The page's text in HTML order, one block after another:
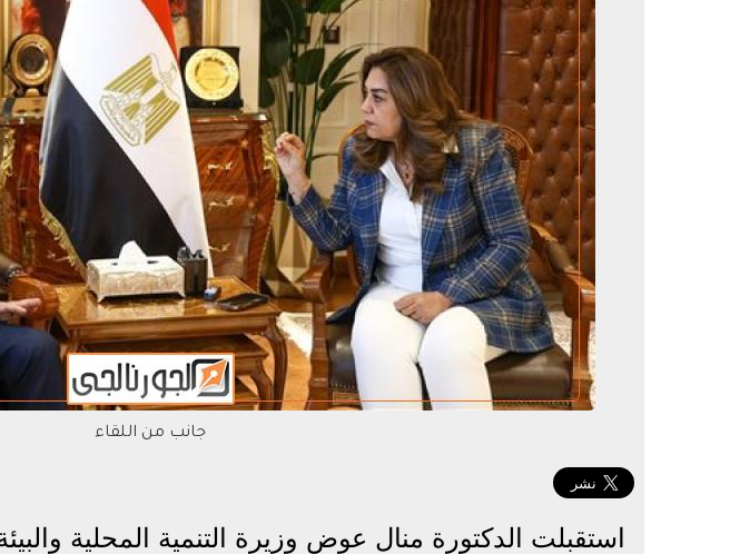
جانب من اللقاء
استقبلت الدكتورة منال عوض وزيرة التنمية المحلية